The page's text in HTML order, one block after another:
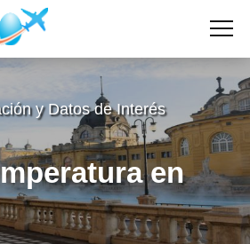
y Datos de Interés
en